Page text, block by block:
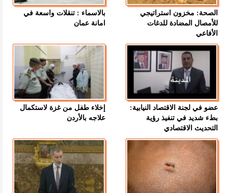
الصحة: مخزون استراتيجي
للأمصال المضادة للدغات
الأفاعي
بالاسماء : تنقلات واسعة في
امانة عمان
عضو في لجنة الاقتصاد النيابية:
بطء شديد في تنفيذ رؤية
التحديث الاقتصادي
إخلاء طفل من غزة لاستكمال
علاجه بالأردن